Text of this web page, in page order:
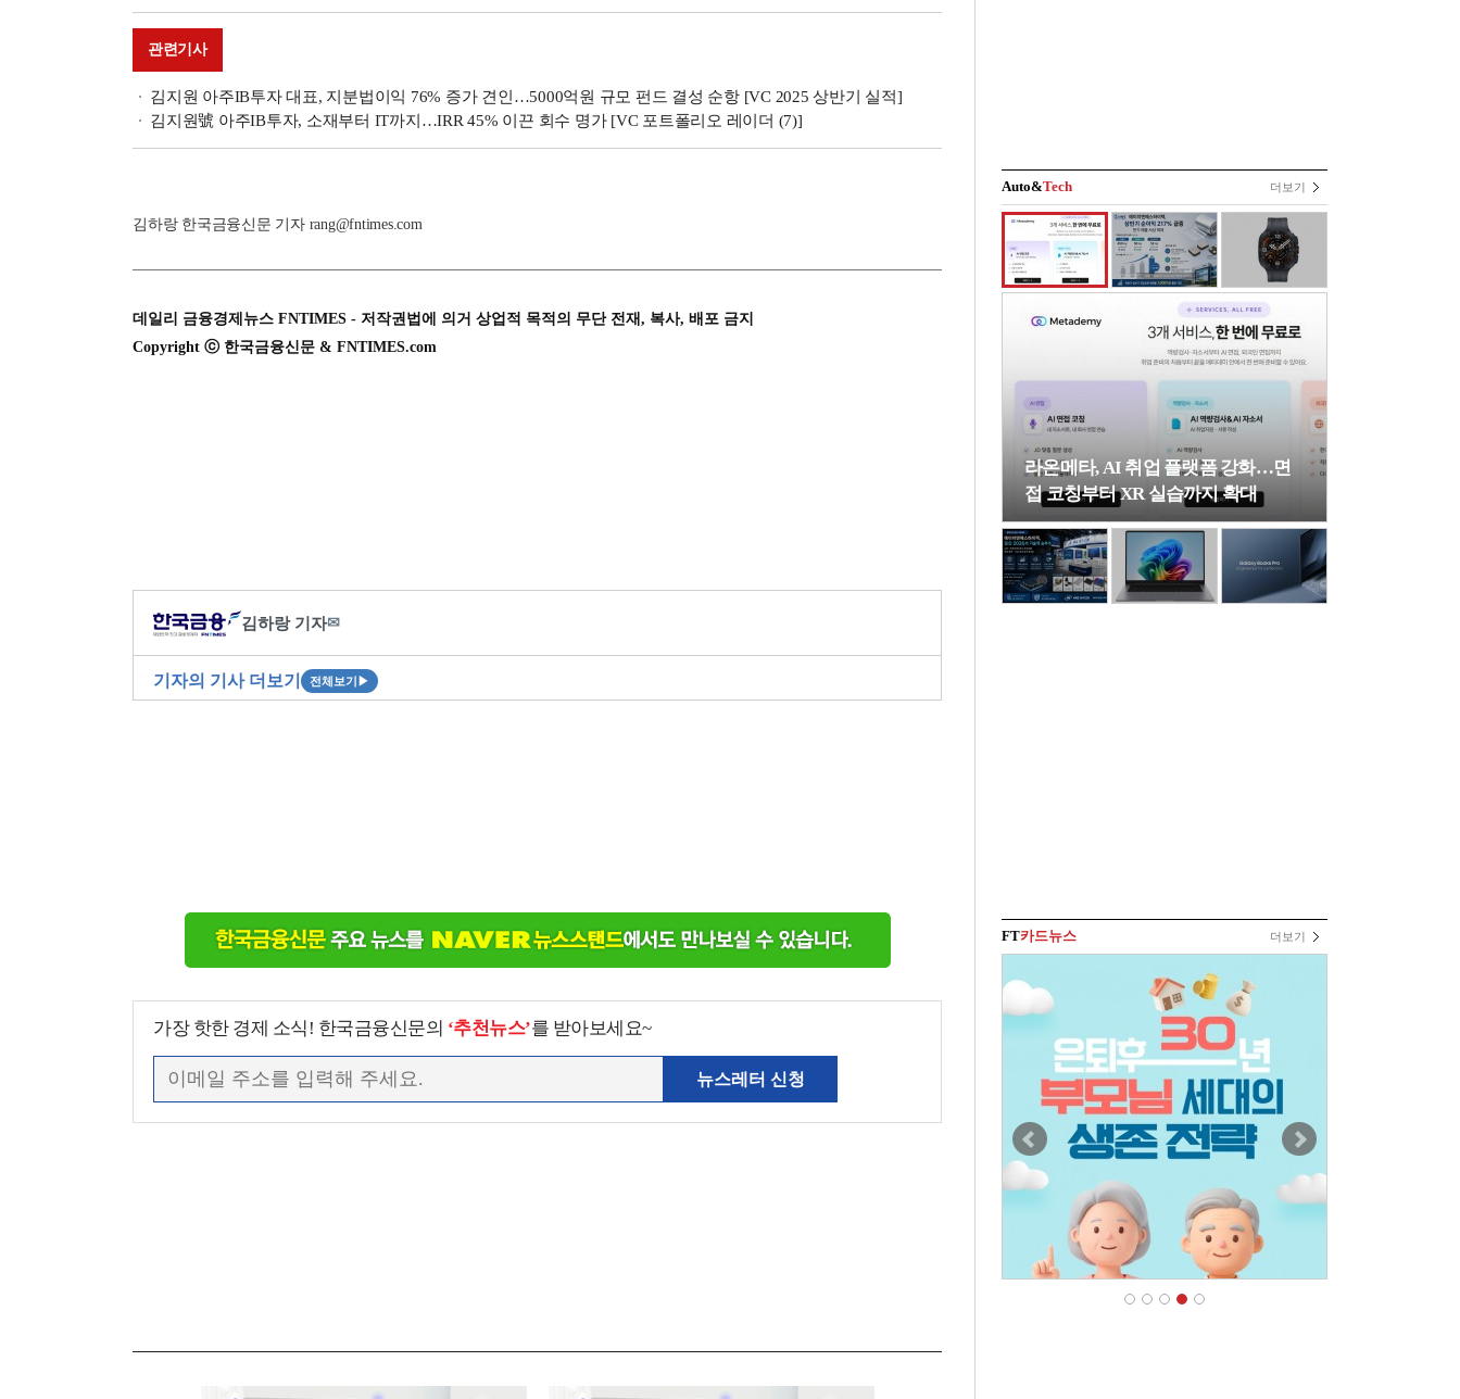
관련기사
김지원 아주IB투자 대표, 지분법이익 76% 증가 견인…5000억원 규모 펀드 결성 순항 [VC 2025 상반기 실적]
김지원號 아주IB투자, 소재부터 IT까지…IRR 45% 이끈 회수 명가 [VC 포트폴리오 레이더 (7)]
김하랑 한국금융신문 기자 rang@fntimes.com
데일리 금융경제뉴스 FNTIMES - 저작권법에 의거 상업적 목적의 무단 전재, 복사, 배포 금지
Copyright ⓒ 한국금융신문 & FNTIMES.com
김하랑 기자✉
기자의 기사 더보기 전체보기 ▶
가장 핫한 경제 소식! 한국금융신문의 ‘추천뉴스’를 받아보세요~
뉴스레터 신청
Auto&Tech 더보기
라온메타, AI 취업 플랫폼 강화…면
접 코칭부터 XR 실습까지 확대
FT카드뉴스 더보기